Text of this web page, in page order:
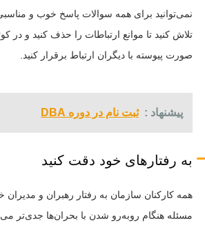
نمی‌توانید برای همه سوالات پاسخ خوب و مناسبی
تلاش کنید تا موانع ارتباطات را حذف کنید و در
صورت پیوسته با دیگران ارتباط برقرار کنید.
پیشنهاد : ثبت نام در دوره DBA
به رفتارهای خود دقت کنید
همه کارکنان سازمان به رفتار رهبران و
مسئله هنگام روبه‌رو شدن با بحران‌ها جدی‌تر